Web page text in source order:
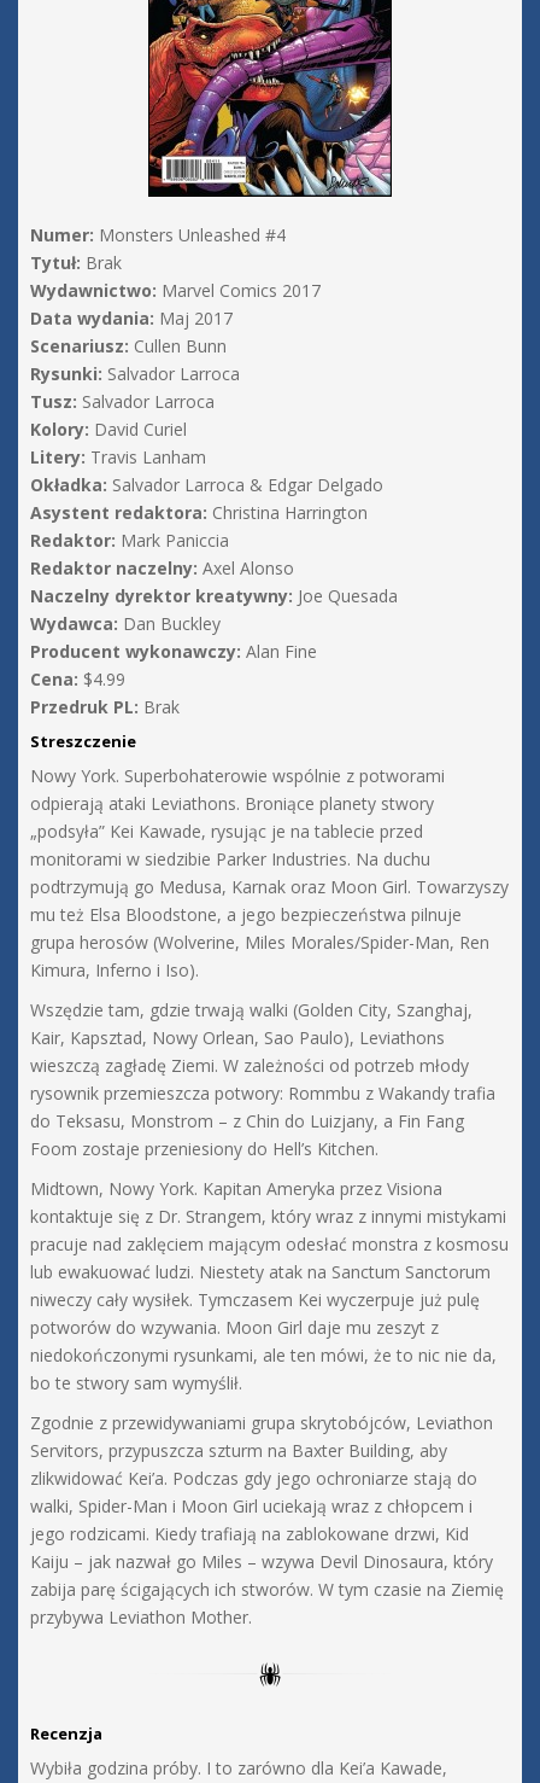
Numer: Monsters Unleashed #4
Tytuł: Brak
Wydawnictwo: Marvel Comics 2017
Data wydania: Maj 2017
Scenariusz: Cullen Bunn
Rysunki: Salvador Larroca
Tusz: Salvador Larroca
Kolory: David Curiel
Litery: Travis Lanham
Okładka: Salvador Larroca & Edgar Delgado
Asystent redaktora: Christina Harrington
Redaktor: Mark Paniccia
Redaktor naczelny: Axel Alonso
Naczelny dyrektor kreatywny: Joe Quesada
Wydawca: Dan Buckley
Producent wykonawczy: Alan Fine
Cena: $4.99
Przedruk PL: Brak
Streszczenie
Nowy York. Superbohaterowie wspólnie z potworami
odpierają ataki Leviathons. Broniące planety stwory
„podsyła” Kei Kawade, rysując je na tablecie przed
monitorami w siedzibie Parker Industries. Na duchu
podtrzymują go Medusa, Karnak oraz Moon Girl. Towarzyszy
mu też Elsa Bloodstone, a jego bezpieczeństwa pilnuje
grupa herosów (Wolverine, Miles Morales/Spider-Man, Ren
Kimura, Inferno i Iso).
Wszędzie tam, gdzie trwają walki (Golden City, Szanghaj,
Kair, Kapsztad, Nowy Orlean, Sao Paulo), Leviathons
wieszczą zagładę Ziemi. W zależności od potrzeb młody
rysownik przemieszcza potwory: Rommbu z Wakandy trafia
do Teksasu, Monstrom – z Chin do Luizjany, a Fin Fang
Foom zostaje przeniesiony do Hell’s Kitchen.
Midtown, Nowy York. Kapitan Ameryka przez Visiona
kontaktuje się z Dr. Strangem, który wraz z innymi mistykami
pracuje nad zaklęciem mającym odesłać monstra z kosmosu
lub ewakuować ludzi. Niestety atak na Sanctum Sanctorum
niweczy cały wysiłek. Tymczasem Kei wyczerpuje już pulę
potworów do wzywania. Moon Girl daje mu zeszyt z
niedokończonymi rysunkami, ale ten mówi, że to nic nie da,
bo te stwory sam wymyślił.
Zgodnie z przewidywaniami grupa skrytobójców, Leviathon
Servitors, przypuszcza szturm na Baxter Building, aby
zlikwidować Kei’a. Podczas gdy jego ochroniarze stają do
walki, Spider-Man i Moon Girl uciekają wraz z chłopcem i
jego rodzicami. Kiedy trafiają na zablokowane drzwi, Kid
Kaiju – jak nazwał go Miles – wzywa Devil Dinosaura, który
zabija parę ścigających ich stworów. W tym czasie na Ziemię
przybywa Leviathon Mother.
Recenzja
Wybiła godzina próby. I to zarówno dla Kei’a Kawade,